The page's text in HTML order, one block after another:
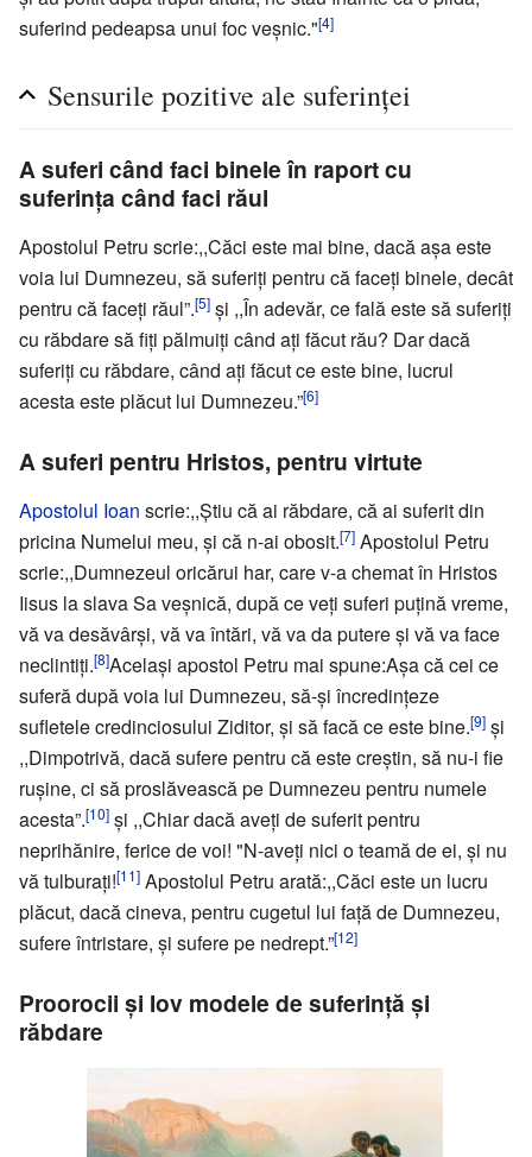
suferind pedeapsa unui foc veşnic."[4]
Sensurile pozitive ale suferinţei
A suferi când faci binele în raport cu
suferinţa când faci răul
Apostolul Petru scrie:,,Căci este mai bine, dacă aşa este
voia lui Dumnezeu, să suferiţi pentru că faceţi binele, decât
pentru că faceţi răul”.[5] şi ,,În adevăr, ce fală este să suferiţi
cu răbdare să fiţi pălmuiţi când aţi făcut rău? Dar dacă
suferiţi cu răbdare, când aţi făcut ce este bine, lucrul
acesta este plăcut lui Dumnezeu.”[6]
A suferi pentru Hristos, pentru virtute
Apostolul Ioan scrie:,,Ştiu că ai răbdare, că ai suferit din
pricina Numelui meu, şi că n-ai obosit.[7] Apostolul Petru
scrie:,,Dumnezeul oricărui har, care v-a chemat în Hristos
Iisus la slava Sa veşnică, după ce veţi suferi puţină vreme,
vă va desăvârşi, vă va întări, vă va da putere şi vă va face
neclintiţi.[8]Acelaşi apostol Petru mai spune:Aşa că cei ce
suferă după voia lui Dumnezeu, să-şi încredinţeze
sufletele credinciosului Ziditor, şi să facă ce este bine.[9] şi
,,Dimpotrivă, dacă sufere pentru că este creştin, să nu-i fie
ruşine, ci să proslăvească pe Dumnezeu pentru numele
acesta”.[10] şi ,,Chiar dacă aveţi de suferit pentru
neprihănire, ferice de voi! "N-aveţi nici o teamă de ei, şi nu
vă tulburaţi![11] Apostolul Petru arată:,,Căci este un lucru
plăcut, dacă cineva, pentru cugetul lui faţă de Dumnezeu,
sufere întristare, şi sufere pe nedrept.”[12]
Proorocii şi Iov modele de suferinţă şi
răbdare